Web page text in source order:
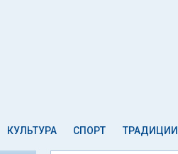
КУЛЬТУРА СПОРТ ТРАДИЦИИ